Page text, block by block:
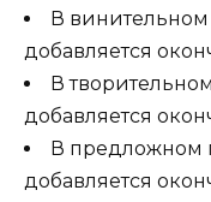
В
добавляется
В
добавляется
В предложном
добавляется